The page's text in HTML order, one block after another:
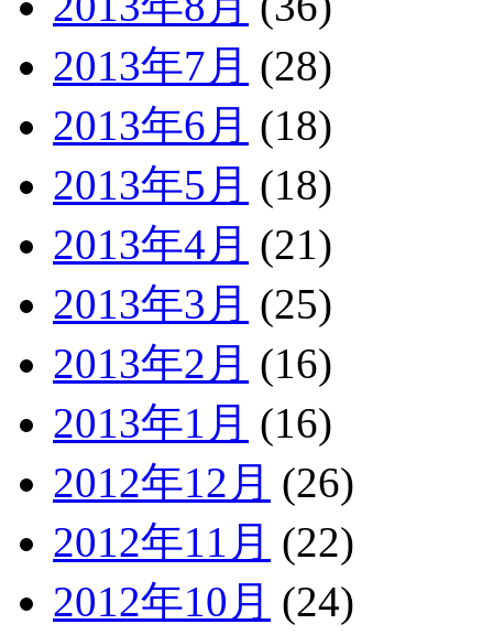
2013年7月 (28)
2013年6月 (18)
2013年5月 (18)
2013年4月 (21)
2013年3月 (25)
2013年2月 (16)
2013年1月 (16)
2012年12月 (26)
2012年11月 (22)
2012年10月 (24)